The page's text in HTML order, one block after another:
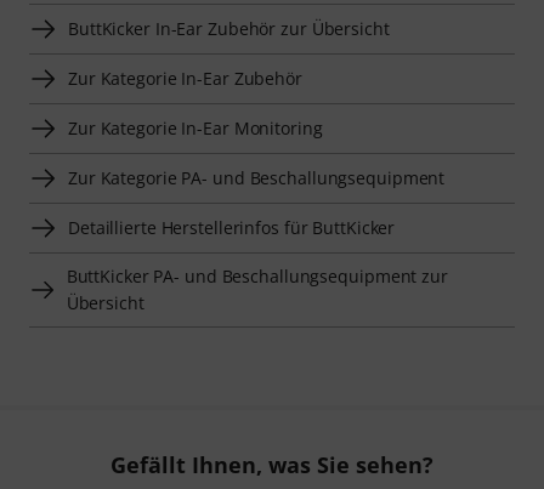
ButtKicker In-Ear Zubehör zur Übersicht
Zur Kategorie In-Ear Zubehör
Zur Kategorie In-Ear Monitoring
Zur Kategorie PA- und Beschallungsequipment
Detaillierte Herstellerinfos für ButtKicker
ButtKicker PA- und Beschallungsequipment zur
Übersicht
Gefällt Ihnen, was Sie sehen?